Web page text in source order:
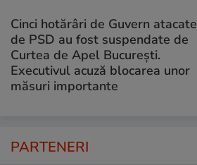
Cinci hotărâri de Guvern atacate
de PSD au fost suspendate de
Curtea de Apel București.
Executivul acuză blocarea unor
măsuri importante
PARTENERI